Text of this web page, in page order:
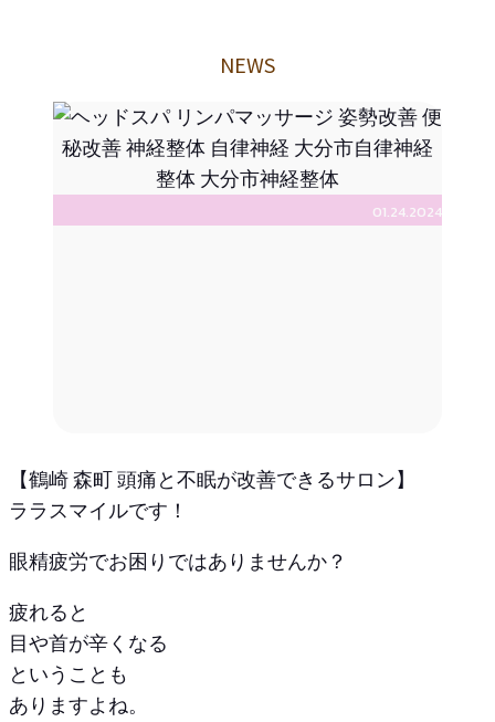
NEWS
01.24.2024
【鶴崎 森町 頭痛と不眠が改善できるサロン】
ララスマイルです！
眼精疲労でお困りではありませんか？
疲れると
目や首が辛くなる
ということも
ありますよね。